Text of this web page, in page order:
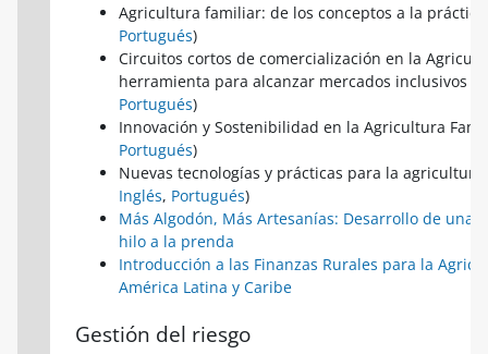
Agricultura familiar: de los conceptos a la práctica
Portugués)
Circuitos cortos de comercialización en la
herramienta para alcanzar mercados inclusivos (
Portugués)
Innovación y Sostenibilidad en la Agricultura
Portugués)
Nuevas tecnologías y prácticas para la
Inglés, Portugués)
Más Algodón, Más Artesanías: Desarrollo de una
hilo a la prenda
Introducción a las Finanzas Rurales para la
América Latina y Caribe
Gestión del riesgo